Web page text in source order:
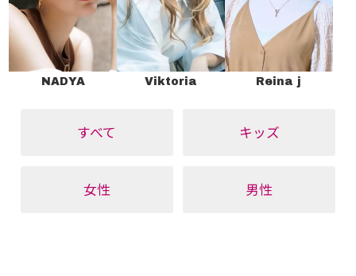
NADYA Viktoria Reina j
すべて キッズ
女性 男性